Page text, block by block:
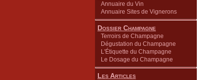
Annuaire du Vin
Annuaire Sites de Vignerons
Dossier Champagne
Terroirs de Champagne
Dégustation du Champagne
L'Étiquette du Champagne
Le Dosage du Champagne
Les Articles